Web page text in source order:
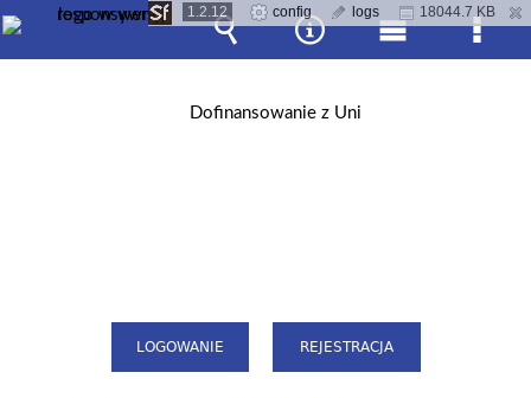
LOGOWANIE REJESTRACJA
Wyszukiwarka
Narzędzia
Menu
1.2.12 config logs 18044.7 KB